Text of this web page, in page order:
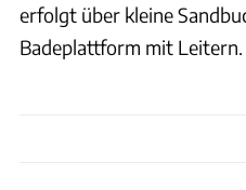
erfolgt über kleine
Badeplattform mit Leitern.